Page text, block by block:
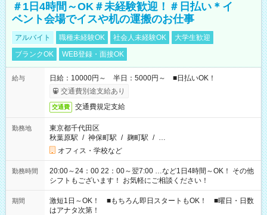
＃1日4時間～OK＃未経験歓迎！＃日払い＊イ
ベント会場でイスや机の運搬のお仕事
アルバイト 職種未経験OK 社会人未経験OK
大学生歓迎
ブランクOK
WEB登録・面接OK
給与
日給：10000円～ 半日：5000円～ ■日払いOK！
交通費別途支給あり
交通費 交通費規定支給
勤務地
東京都千代田区
秋葉原駅 / 神保町駅 / 麹町駅 / …
オフィス・学校など
勤務時間
20:00～24：00 22：00～翌7:00 …など1日4時間～OK！ その他
シフトもございます！ お気軽にご相談ください！
期間
激短1日～OK！ ■もちろん即日スタートもOK！ ■曜日・日数
はアナタ次第！